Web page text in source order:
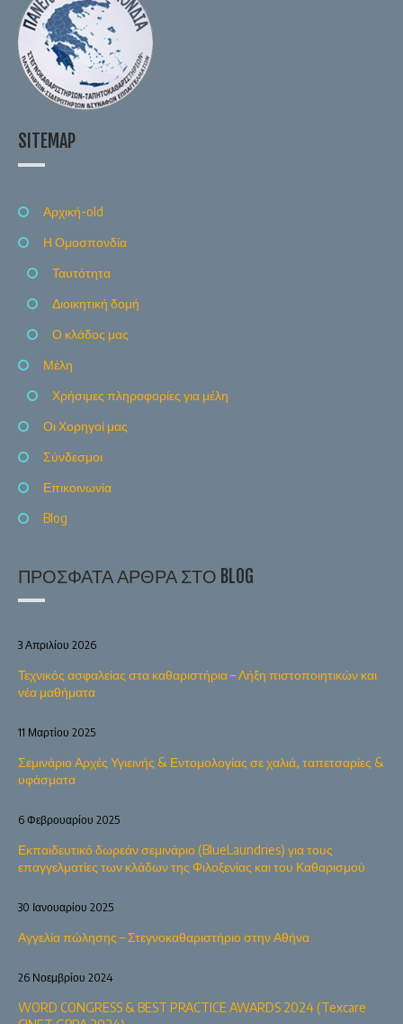
SITEMAP
Αρχική-old
Η Ομοσπονδία
Ταυτότητα
Διοικητική δομή
Ο κλάδος μας
Μέλη
Χρήσιμες πληροφορίες για μέλη
Οι Χορηγοί μας
Σύνδεσμοι
Επικοινωνία
Blog
ΠΡΌΣΦΑΤΑ ΆΡΘΡΑ ΣΤΟ BLOG
Τεχνικός ασφαλείας στα καθαριστήρια – Λήξη πιστοποιητικών και
νέα μαθήματα
3 Απριλίου 2026
Σεμινάριο Αρχές Υγιεινής & Εντομολογίας σε χαλιά, ταπετσαρίες &
υφάσματα
11 Μαρτίου 2025
Εκπαιδευτικό δωρεάν σεμινάριο (BlueLaundries) για τους
επαγγελματίες των κλάδων της Φιλοξενίας και του Καθαρισμού
6 Φεβρουαρίου 2025
Αγγελία πώλησης – Στεγνοκαθαριστήριο στην Αθήνα
30 Ιανουαρίου 2025
WORD CONGRESS & BEST PRACTICE AWARDS 2024 (Texcare
26 Νοεμβρίου 2024